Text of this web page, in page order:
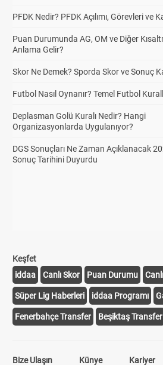
PFDK Nedir? PFDK Açılımı, Görevleri ve
Puan Durumunda AG, OM ve Diğer
Anlama Gelir?
Skor Ne Demek? Sporda Skor ve Sonuç
Futbol Nasıl Oynanır? Temel Futbol
Deplasman Golü Kuralı Nedir? Hangi
Organizasyonlarda Uygulanıyor?
DGS Sonuçları Ne Zaman Açıklanacak
Sonuç Tarihini Duyurdu
Keşfet
iddaa
Canlı Skor Puan Durumu
Süper Lig Haberleri iddaa Programı
Fenerbahçe Transfer Beşiktaş Transfer
Bize Ulaşın Künye Kariyer